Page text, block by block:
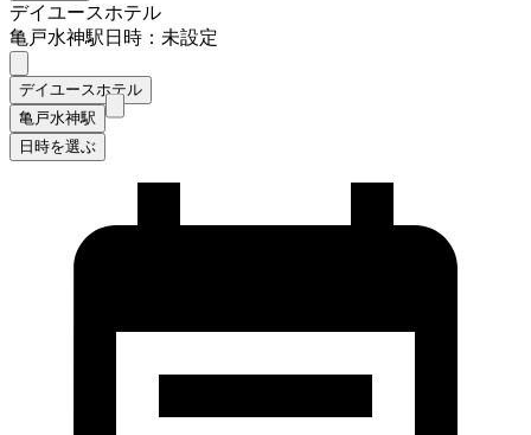
デイユースホテル
亀戸水神駅日時：未設定
デイユースホテル
亀戸水神駅
日時を選ぶ